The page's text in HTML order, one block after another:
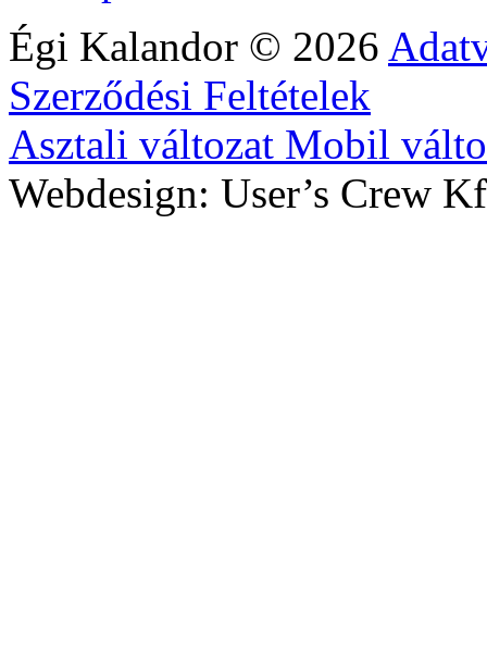
Égi Kalandor © 2026
Szerződési Feltételek
Asztali változat Mobil
Webdesign: User’s Crew